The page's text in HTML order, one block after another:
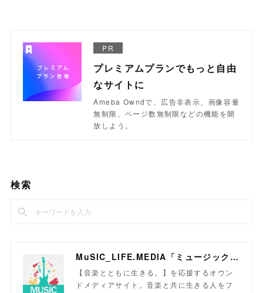
PR
プレミアムプランでもっと自由
なサイトに
Ameba Owndで、広告非表示、画像容量
無制限、ページ数無制限などの機能を開
放しよう。
検索
MuSIC_LIFE.MEDIA「ミュージックライフメディア」
【音楽とともに生きる。】を応援するオウン
ドメディアサイト。音楽と共に生きる人をフ